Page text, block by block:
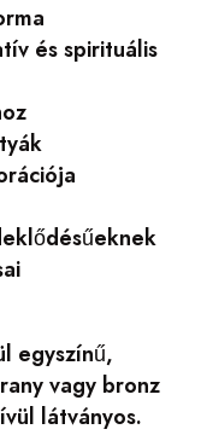
és spirituális
egyszínű,
vagy bronz
látványos.